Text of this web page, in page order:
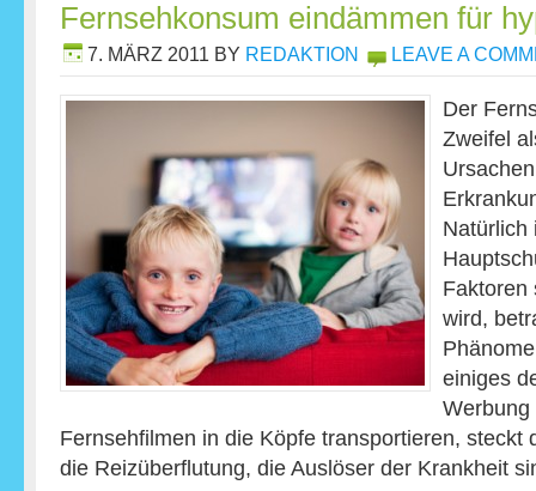
Fernsehkonsum eindämmen für
7. MÄRZ 2011 BY REDAKTION LEAVE A
Der
Zweifel
Natürlich
Faktoren
wird,
einiges
Werbung
Fernsehfilmen in die Köpfe transportieren, steckt
die Reizüberflutung, die Auslöser der Krankheit